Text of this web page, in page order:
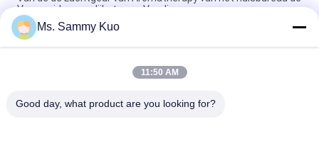
Verspreiderac gelijkstroom Voeding
ABS pp de Langdurige Machine van de Geurverspreider met
25-50ml/H-Nevelvolume
5 Groepen Timer Setting Hotel geurmachine, 120 ml
Ms. Sammy Kuo
11:50 AM
Good day, what product are you looking for?